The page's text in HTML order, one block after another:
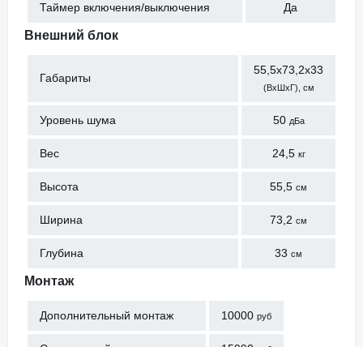
Таймер включения/выключения Да
Внешний блок
Габариты
55,5x73,2x33
(ВхШхГ), см
Уровень шума 50 дБа
Вес 24,5 кг
Высота 55,5 см
Ширина 73,2 см
Глубина 33 см
Монтаж
Дополнительный монтаж 10000 руб